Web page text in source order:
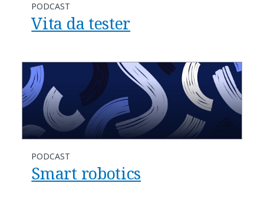
PODCAST
Vita da tester
PODCAST
Smart robotics